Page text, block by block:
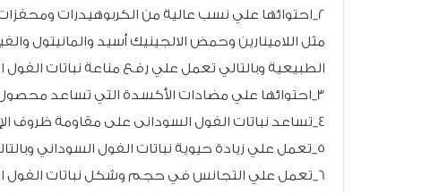
2_احتوائها علي نسب عالية من الكربوهيدرات
مثل اللامينارين وحمض الالجينيك أسيد والمانيتول
الطبيعية وبالتالي تعمل علي رفع مناعة نباتات الفول
3_احتوائها علي مضادات الأكسدة التي تساعد محصول الفول السودانى على مقاومة الاجهاد.
4_تساعد نباتات الفول السودانى على مقاومة ظروف الإجهاد الحرارى والعطش والجفاف
5_تعمل علي زيادة حيوية نباتات الفول السوداني وبالتالي زيادة الانتاج
6_تعمل علي التجانس في حجم وشكل نباتات الفول السودانى